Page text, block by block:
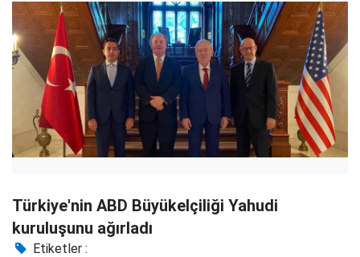
Türkiye'nin ABD Büyükelçiliği Yahudi
kuruluşunu ağırladı
Etiketler :